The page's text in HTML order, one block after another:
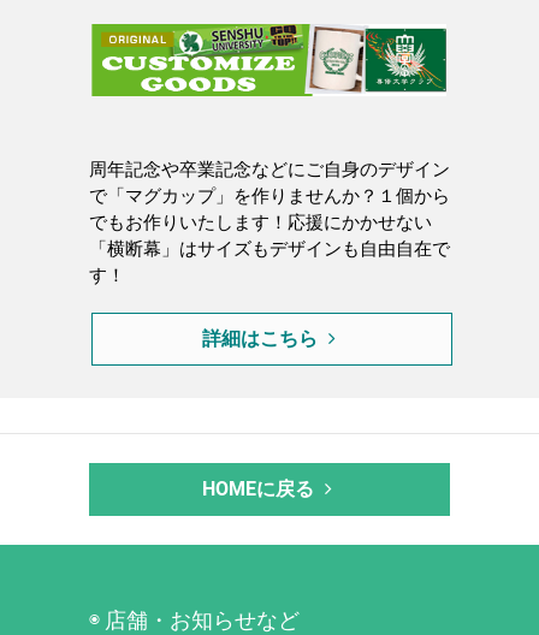
周年記念や卒業記念などにご自身のデザイン
で「マグカップ」を作りませんか？１個から
でもお作りいたします！応援にかかせない
「横断幕」はサイズもデザインも自由自在で
す！
詳細はこちら
HOMEに戻る
◉ 店舗・お知らせなど